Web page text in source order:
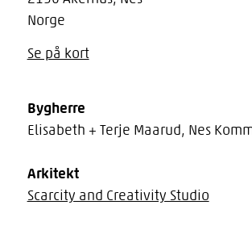
Norge
Se på kort
Bygherre
Elisabeth + Terje Maarud, Nes
Arkitekt
Scarcity and Creativity Studio